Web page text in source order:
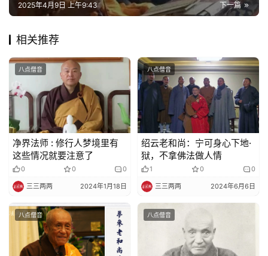
下一篇
2025年4月9日 上午9:43
相关推荐
八点僧音
净界法师 : 修行人梦境里有
这些情况就要注意了
0 0 0
三三两两 2024年1月18日
八点僧音
绍云老和尚：宁可身心下地·
狱，不拿佛法做人情
1 0 0
三三两两 2024年6月6日
八点僧音 八点僧音